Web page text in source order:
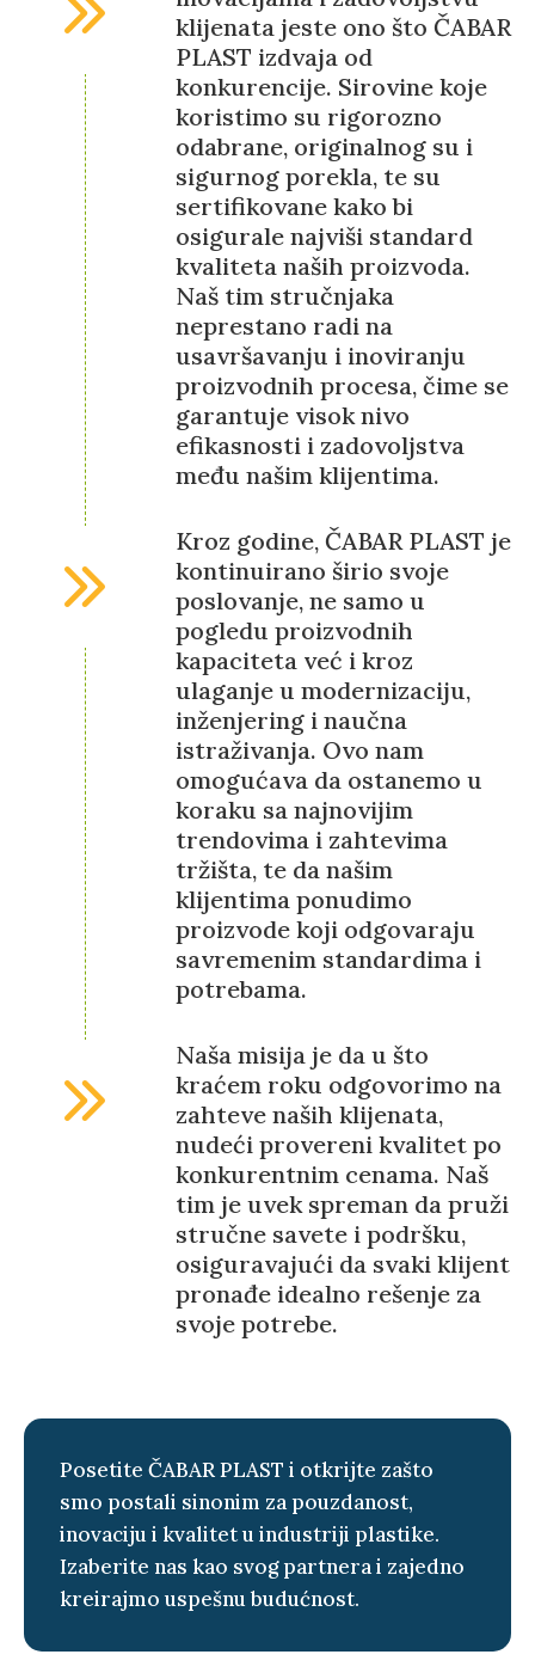
klijenata jeste ono što ČABAR
PLAST izdvaja od
konkurencije. Sirovine koje
koristimo su rigorozno
odabrane, originalnog su i
sigurnog porekla, te su
sertifikovane kako bi
osigurale najviši standard
kvaliteta naših proizvoda.
Naš tim stručnjaka
neprestano radi na
usavršavanju i inoviranju
proizvodnih procesa, čime se
garantuje visok nivo
efikasnosti i zadovoljstva
među našim klijentima.
Kroz godine, ČABAR PLAST je
kontinuirano širio svoje
poslovanje, ne samo u
pogledu proizvodnih
kapaciteta već i kroz
ulaganje u modernizaciju,
inženjering i naučna
istraživanja. Ovo nam
omogućava da ostanemo u
koraku sa najnovijim
trendovima i zahtevima
tržišta, te da našim
klijentima ponudimo
proizvode koji odgovaraju
savremenim standardima i
potrebama.
Naša misija je da u što
kraćem roku odgovorimo na
zahteve naših klijenata,
nudeći provereni kvalitet po
konkurentnim cenama. Naš
tim je uvek spreman da pruži
stručne savete i podršku,
osiguravajući da svaki klijent
pronađe idealno rešenje za
svoje potrebe.
Posetite ČABAR PLAST i otkrijte zašto
smo postali sinonim za pouzdanost,
inovaciju i kvalitet u industriji plastike.
Izaberite nas kao svog partnera i zajedno
kreirajmo uspešnu budućnost.